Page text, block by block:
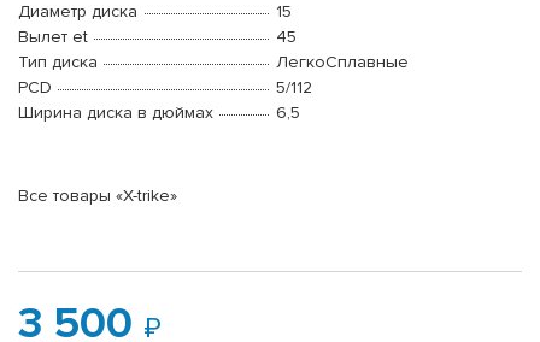
Диаметр диска
15
Вылет et
45
Тип диска
ЛегкоСплавные
PCD
5/112
Ширина диска в дюймах
6,5
Все товары «X-trike»
3 500